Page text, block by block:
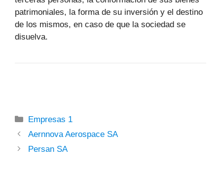
patrimoniales, la forma de su inversión y el destino
de los mismos, en caso de que la sociedad se
disuelva.
Categorías
Empresas 1
Aernnova Aerospace SA
Persan SA